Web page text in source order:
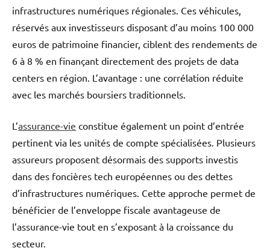
infrastructures numériques régionales. Ces véhicules,
réservés aux investisseurs disposant d’au moins 100 000
euros de patrimoine financier, ciblent des rendements de
6 à 8 % en finançant directement des projets de data
centers en région. L’avantage : une corrélation réduite
avec les marchés boursiers traditionnels.
L’assurance-vie constitue également un point d’entrée
pertinent via les unités de compte spécialisées. Plusieurs
assureurs proposent désormais des supports investis
dans des foncières tech européennes ou des dettes
d’infrastructures numériques. Cette approche permet de
bénéficier de l’enveloppe fiscale avantageuse de
l’assurance-vie tout en s’exposant à la croissance du
secteur.